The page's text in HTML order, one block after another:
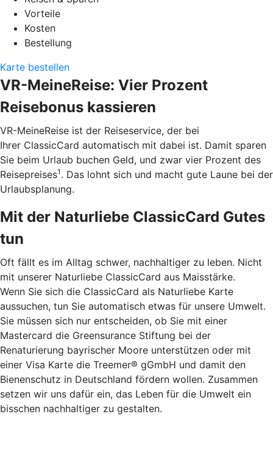
Vorteile
Kosten
Bestellung
Karte bestellen
VR-MeineReise: Vier Prozent
Reisebonus kassieren
VR-MeineReise ist der Reiseservice, der bei
Ihrer ClassicCard automatisch mit dabei ist. Damit sparen
Sie beim Urlaub buchen Geld, und zwar vier Prozent des
Reisepreises1 . Das lohnt sich und macht gute Laune bei der
Urlaubsplanung.
Mit der Naturliebe ClassicCard Gutes
tun
Oft fällt es im Alltag schwer, nachhaltiger zu leben. Nicht
mit unserer Naturliebe ClassicCard aus Maisstärke.
Wenn Sie sich die ClassicCard als Naturliebe Karte
aussuchen, tun Sie automatisch etwas für unsere Umwelt.
Sie müssen sich nur entscheiden, ob Sie mit einer
Mastercard die Greensurance Stiftung bei der
Renaturierung bayrischer Moore unterstützen oder mit
einer Visa Karte die Treemer® gGmbH und damit den
Bienenschutz in Deutschland fördern wollen. Zusammen
setzen wir uns dafür ein, das Leben für die Umwelt ein
bisschen nachhaltiger zu gestalten.